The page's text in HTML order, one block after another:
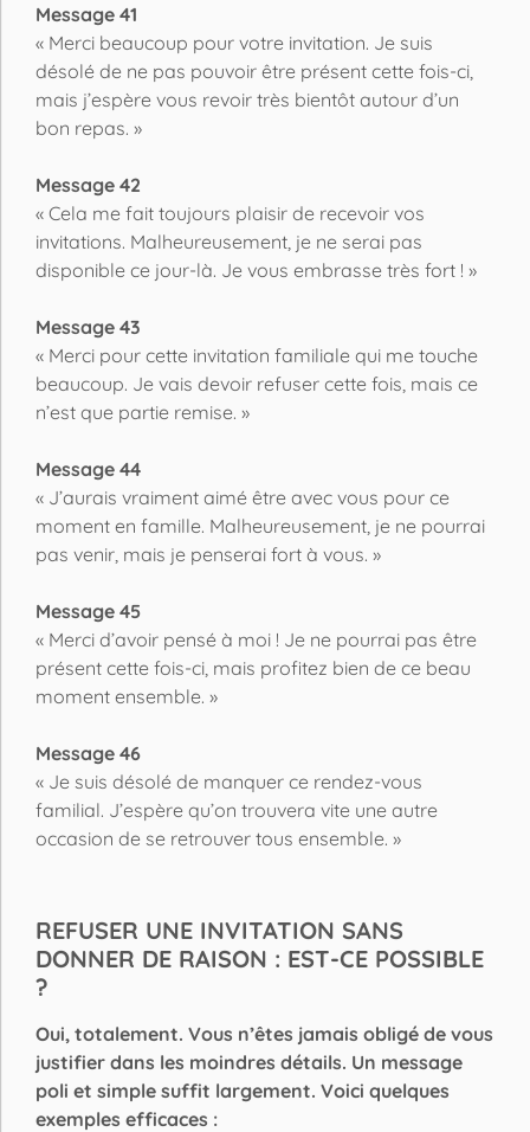
Message 41
« Merci beaucoup pour votre invitation. Je suis
désolé de ne pas pouvoir être présent cette fois-ci,
mais j’espère vous revoir très bientôt autour d’un
bon repas. »
Message 42
« Cela me fait toujours plaisir de recevoir vos
invitations. Malheureusement, je ne serai pas
disponible ce jour-là. Je vous embrasse très fort ! »
Message 43
« Merci pour cette invitation familiale qui me touche
beaucoup. Je vais devoir refuser cette fois, mais ce
n’est que partie remise. »
Message 44
« J’aurais vraiment aimé être avec vous pour ce
moment en famille. Malheureusement, je ne pourrai
pas venir, mais je penserai fort à vous. »
Message 45
« Merci d’avoir pensé à moi ! Je ne pourrai pas être
présent cette fois-ci, mais profitez bien de ce beau
moment ensemble. »
Message 46
« Je suis désolé de manquer ce rendez-vous
familial. J’espère qu’on trouvera vite une autre
occasion de se retrouver tous ensemble. »
REFUSER UNE INVITATION SANS
DONNER DE RAISON : EST-CE POSSIBLE
?
Oui, totalement. Vous n’êtes jamais obligé de vous
justifier dans les moindres détails. Un message
poli et simple suffit largement. Voici quelques
exemples efficaces :